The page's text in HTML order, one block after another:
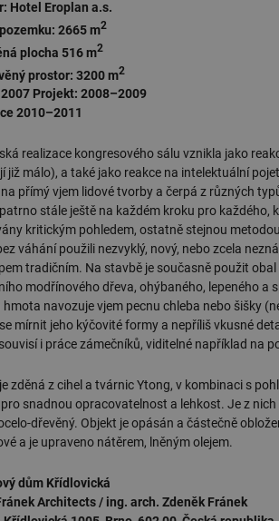
Hotel Eroplan a.s.
2665 m2
plocha 516 m2
prostor: 3200 m2
Projekt: 2008–2009
2010–2011
realizace kongresového sálu vznikla jako
již málo), a také jako reakce na intelektuální
přímý vjem lidové tvorby a čerpá z různých
stále ještě na každém kroku pro
kritickým pohledem, ostatně stejnou
váhání použili nezvyklý, nový, nebo zcela
tradičním. Na stavbě je současně použit
modřínového dřeva, ohýbaného, lepeného
hmota navozuje vjem pecnu chleba nebo šišky
mírnit jeho kýčovité formy a nepříliš vkusné
i práce zámečníků, viditelné například na
zděná z cihel a tvárnic Ytong, v kombinaci s
snadnou opracovatelnost a lehkost. Je z
dřevěný. Objekt je opásán a částečně
a je upraveno nátěrem, lněným olejem.
dům Křídlovická
Architects / ing. arch. Zdeněk Fránek
id
mv
id
id
_hjFirstSeen
id